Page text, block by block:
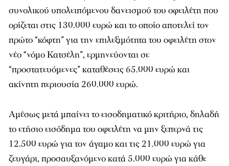
συνολικού υπολειπόμενου δανεισμού του οφειλέτη που
ορίζεται στις 130.000 ευρώ και το οποίο αποτελεί τον
πρώτο “κόφτη” για την επιλεξιμότητα του οφειλέτη στον
νέο “νόμο Κατσέλη”, ερμηνεύονται σε
“προστατευόμενες” καταθέσεις 65.000 ευρώ και
ακίνητη περιουσία 260.000 ευρώ.
Αμέσως μετά μπαίνει το εισοδηματικό κριτήριο, δηλαδή
το ετήσιο εισόδημα του οφειλέτη να μην ξεπερνά τις
12.500 ευρώ για τον άγαμο και τις 21.000 ευρώ για
ζευγάρι, προσαυξανόμενο κατά 5.000 ευρώ για κάθε